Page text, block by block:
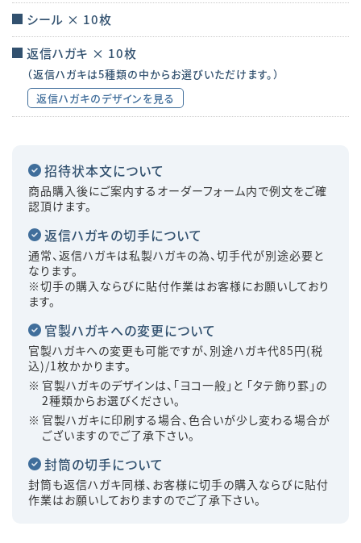
シール × 10枚
返信ハガキ × 10枚
（返信ハガキは5種類の中からお選びいただけます。）
返信ハガキのデザインを見る
招待状本文について
商品購入後にご案内するオーダーフォーム内で例文をご確
認頂けます。
返信ハガキの切手について
通常、返信ハガキは私製ハガキの為、切手代が別途必要と
なります。
※切手の購入ならびに貼付作業はお客様にお願いしており
ます。
官製ハガキへの変更について
官製ハガキへの変更も可能ですが、別途ハガキ代85円(税
込)/1枚かかります。
官製ハガキのデザインは、「ヨコ一般」と 「タテ飾り罫」の
2種類からお選びください。
官製ハガキに印刷する場合、色合いが少し変わる場合が
ございますのでご了承下さい。
封筒の切手について
封筒も返信ハガキ同様、お客様に切手の購入ならびに貼付
作業はお願いしておりますのでご了承下さい。